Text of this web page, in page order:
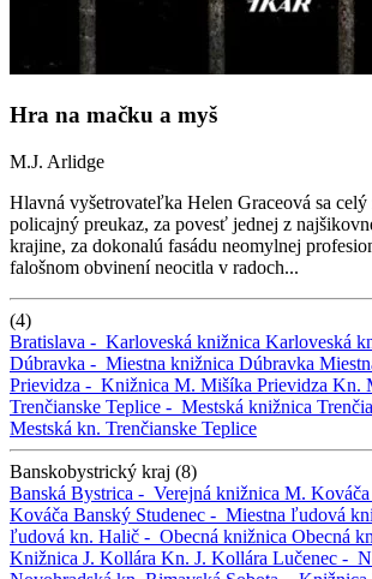
Hra na mačku a myš
M.J. Arlidge
Hlavná vyšetrovateľka Helen Graceová sa
policajný preukaz, za povesť jednej z
krajine, za dokonalú fasádu neomylnej
falošnom obvinení neocitla v radoch...
(4)
Bratislava - Karloveská knižnica Karloveská
Dúbravka - Miestna knižnica Dúbravka
Prievidza - Knižnica M. Mišíka Prievidza Kn.
Trenčianske Teplice - Mestská knižnica
Mestská kn. Trenčianske Teplice
Banskobystrický kraj (8)
Banská Bystrica - Verejná knižnica M. Kováča
Kováča Banský Studenec - Miestna ľudová
ľudová kn. Halič - Obecná knižnica Obecná
Knižnica J. Kollára Kn. J. Kollára Lučenec -